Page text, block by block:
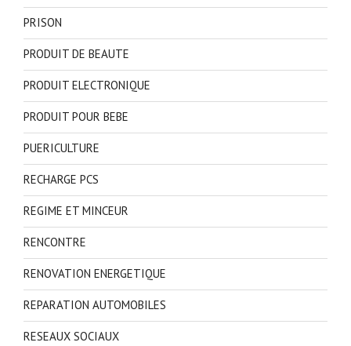
PRISON
PRODUIT DE BEAUTE
PRODUIT ELECTRONIQUE
PRODUIT POUR BEBE
PUERICULTURE
RECHARGE PCS
REGIME ET MINCEUR
RENCONTRE
RENOVATION ENERGETIQUE
REPARATION AUTOMOBILES
RESEAUX SOCIAUX